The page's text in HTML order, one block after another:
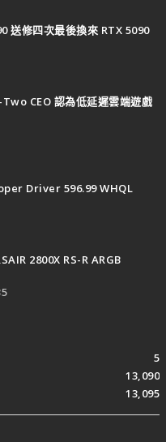
送修四次最後換來 RTX 5090
CEO 認為低延遲雲端遊戲
Driver 596.99 WHQL
2800X RS-R ARGB
5
13,090
13,095